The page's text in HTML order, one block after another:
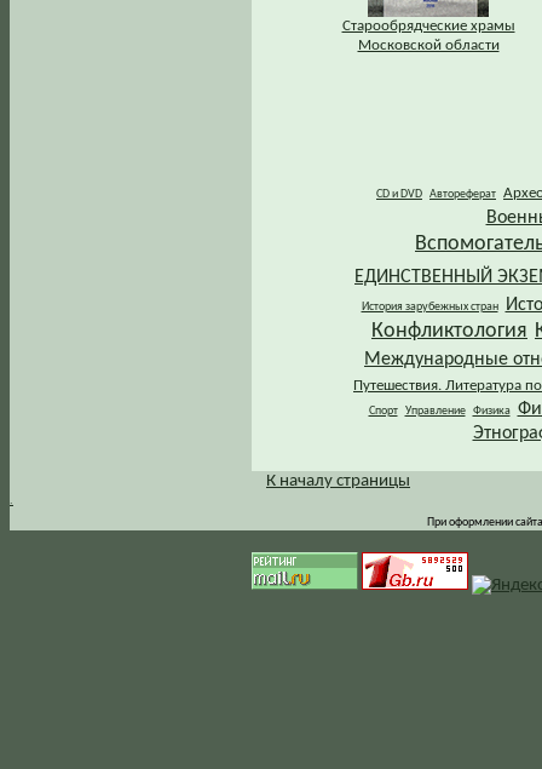
Старообрядческие храмы
Московской области
CD и DVD Автореферат
ЕДИНСТВЕННЫЙ
История зарубежных стран
Конфликтология
Международные
Путешествия. Литература
Спорт Управление Физика
.
К началу страницы
При оформлении